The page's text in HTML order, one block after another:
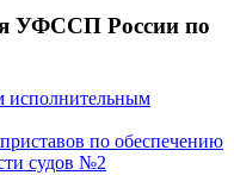
УФССП России по
исполнительным
по обеспечению
судов №2